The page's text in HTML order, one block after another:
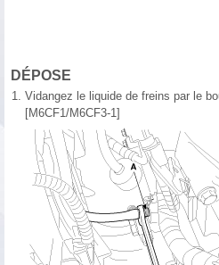
DÉPOSE
1. Vidangez le liquide de freins par le
[M6CF1/M6CF3-1]